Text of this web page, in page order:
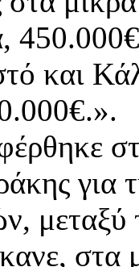
και
για
μεταξύ